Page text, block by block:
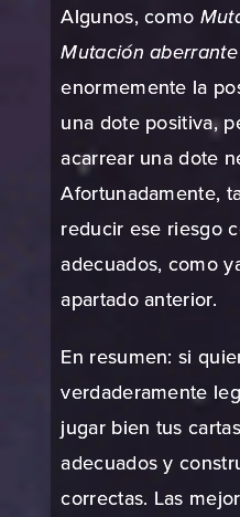
Algunos, como
Mutación
enormemente la
una dote positiva,
acarrear una dote
Afortunadamente,
reducir ese riesgo
adecuados, como
apartado anterior.
En resumen: si
verdaderamente
jugar bien tus
adecuados y
correctas. Las